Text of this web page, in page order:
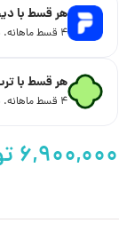
هر قسط با
۴ قسط ماهانه. بدون سود، چک و ضامن.
هر قسط با
۴ قسط ماهانه. بدون سود، چک و ضامن.